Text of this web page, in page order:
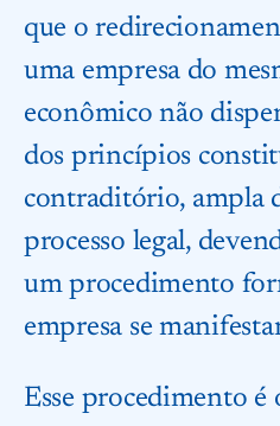
que o
uma empresa do
econômico não
dos princípios
contraditório, ampla
processo legal,
um procedimento
empresa se
Esse procedimento é